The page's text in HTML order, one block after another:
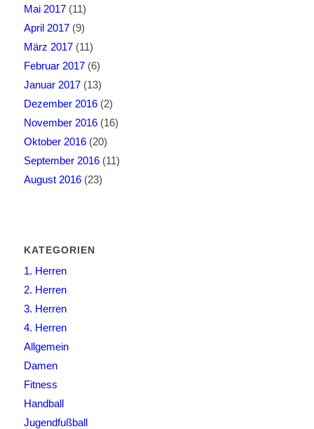
Mai 2017(11)
April 2017(9)
März 2017(11)
Februar 2017(6)
Januar 2017(13)
Dezember 2016(2)
November 2016(16)
Oktober 2016(20)
September 2016(11)
August 2016(23)
KATEGORIEN
1. Herren
2. Herren
3. Herren
4. Herren
Allgemein
Damen
Fitness
Handball
Jugendfußball